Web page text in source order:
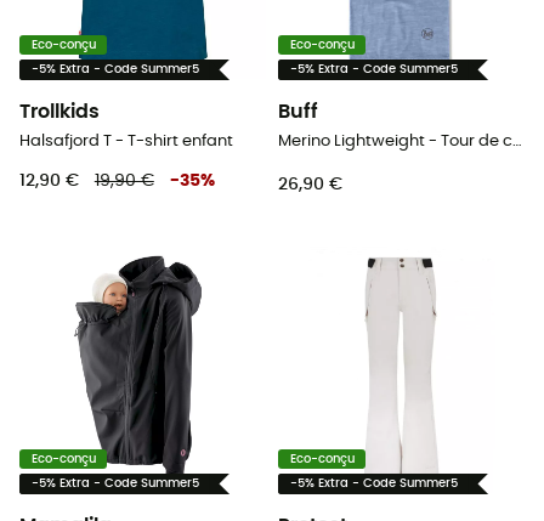
Eco-conçu
-5% Extra - Code Summer5
Trollkids
Halsafjord T - T-shirt enfant
12,90 € 19,90 € -35%
Eco-conçu
-5% Extra - Code Summer5
Buff
Merino Lightweight - Tour de cou enfant
26,90 €
Eco-conçu
-5% Extra - Code Summer5
Eco-conçu
-5% Extra - Code Summer5